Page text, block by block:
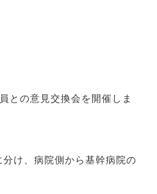
との意見交換会を開催しま
け、病院側から基幹病院の